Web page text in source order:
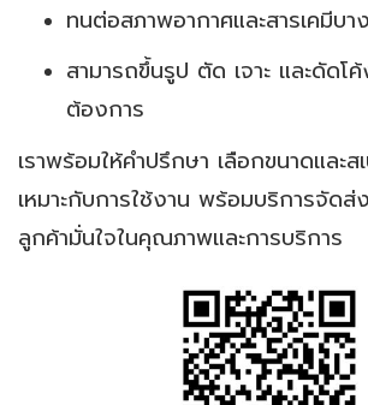
ทนต่อสภาพอากาศและสารเคมีบา
สามารถขึ้นรูป ตัด เจาะ และดัดโ
ต้องการ
เราพร้อมให้คำปรึกษา เลือกขนาดและ
เหมาะกับการใช้งาน พร้อมบริการจัดส่
ลูกค้ามั่นใจในคุณภาพและการบริการ